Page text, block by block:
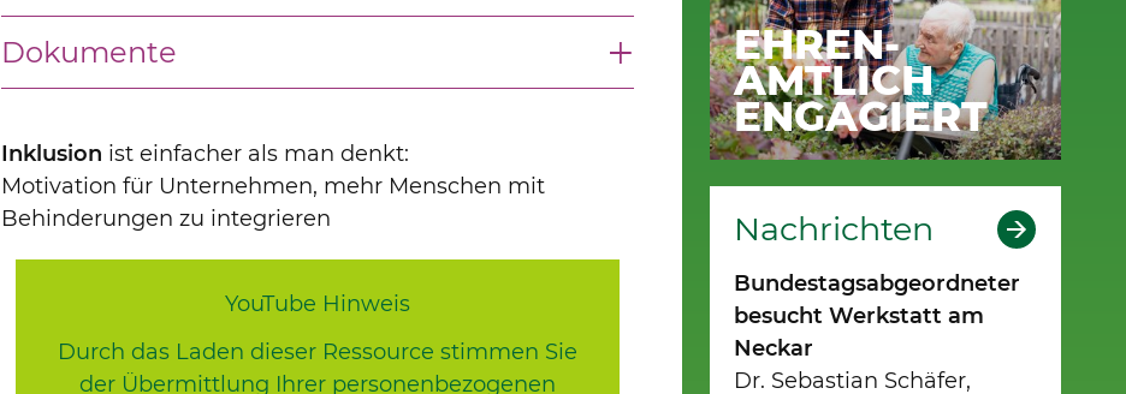
Dokumente
Inklusion ist einfacher als man denkt:
Motivation für Unternehmen, mehr Menschen mit
Behinderungen zu integrieren
YouTube Hinweis
Durch das Laden dieser Ressource stimmen Sie
der Übermittlung Ihrer personenbezogenen
EHREN-
AMTLICH
ENGAGIERT
Nachrichten
Bundestagsabgeordneter
besucht Werkstatt am
Neckar
Dr. Sebastian Schäfer,